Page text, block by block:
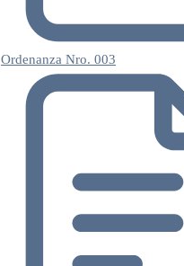
Ordenanza Nro. 003